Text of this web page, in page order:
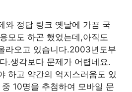
와 정답 링크 옛날에 가끔 국
모도 하곤 했었는데,아직도
라오고 있습니다.2003년도부
.생각보다 문제가 어렵네요.
하고 약간의 억지스러움도 있
10명을 추첨하여 모바일 문